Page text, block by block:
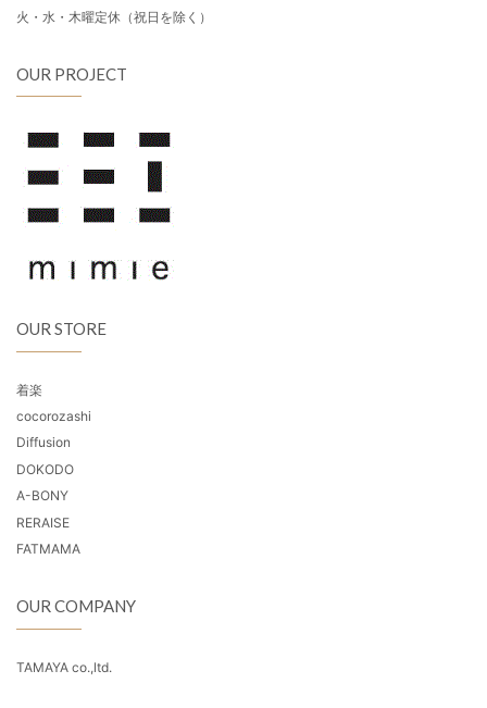
火・水・木曜定休（祝日を除く）
OUR PROJECT
OUR STORE
着楽
cocorozashi
Diffusion
DOKODO
A-BONY
RERAISE
FATMAMA
OUR COMPANY
TAMAYA co.,ltd.